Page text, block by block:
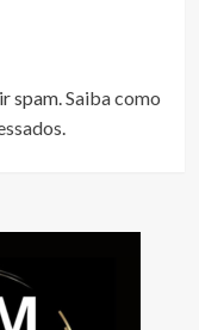
spam.Saiba como
.